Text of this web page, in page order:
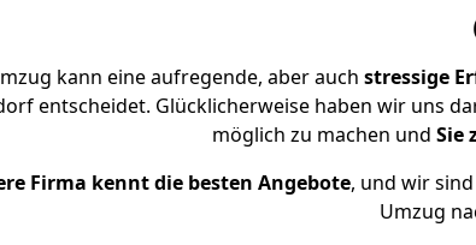
kann eine aufregende, aber auch stressige
entscheidet. Glücklicherweise haben wir uns
möglich zu machen und Sie
Firma kennt die besten Angebote, und wir
Umzug